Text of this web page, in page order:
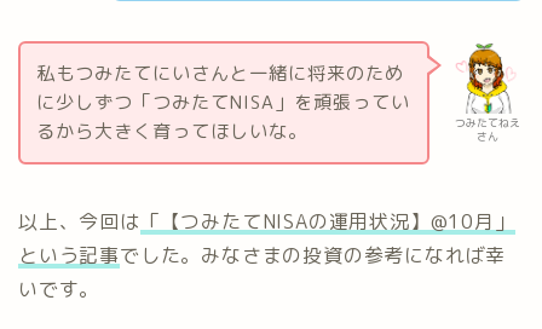
つみたてねえ
さん
私もつみたてにいさんと一緒に将来のため
に少しずつ「つみたてNISA」を頑張ってい
るから大きく育ってほしいな。
以上、今回は 「【つみたてNISAの運用状況】@10月」
という記事でした。みなさまの投資の参考になれば幸
いです。